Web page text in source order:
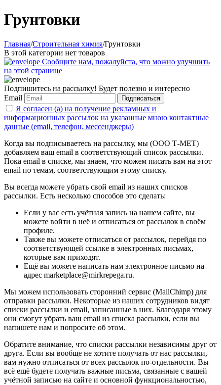
Грунтовки
Главная/Строительная химия/Грунтовки
В этой категории нет товаров
Сообщите нам, пожалуйста, что можно улучшить
на этой странице
Подпишитесь на рассылку! Будет полезно и интересно
Email
Подписаться
Я согласен (а) на получение рекламных и
информационных рассылок на указанные мною контактные
данные (email, телефон, мессенджеры)
Когда вы подписываетесь на рассылку, мы (ООО Т-МЕТ)
добавляем ваш email в соответствующий список рассылки.
Пока email в списке, мы знаем, что можем писать вам на этот
email по темам, соответствующим этому списку.
Вы всегда можете убрать свой email из наших списков
рассылки. Есть несколько способов это сделать:
Если у вас есть учётная запись на нашем сайте, вы
можете войти в неё и отписаться от рассылок в своём
профиле.
Также вы можете отписаться от рассылок, перейдя по
соответствующей ссылке в электронных письмах,
которые вам приходят.
Ещё вы можете написать нам электронное письмо на
адрес marketplace@mirkrepega.ru.
Мы можем использовать сторонний сервис (MailChimp) для
отправки рассылки. Некоторые из наших сотрудников видят
списки рассылки и email, записанные в них. Благодаря этому
они смогут убрать ваш email из списка рассылки, если вы
напишете нам и попросите об этом.
Обратите внимание, что списки рассылки независимы друг от
друга. Если вы вообще не хотите получать от нас рассылки,
вам нужно отписаться от всех рассылок по-отдельности. Вы
всё ещё будете получать важные письма, связанные с вашей
учётной записью на сайте и основной функциональностью,